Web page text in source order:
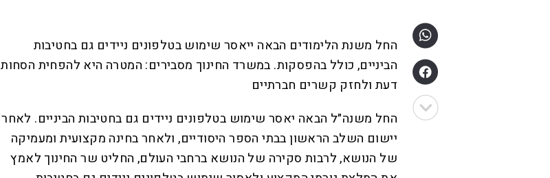
החל משנת הלימודים הבאה ייאסר שימוש בטלפונים ניידים גם בחטיבות
הביניים, כולל בהפסקות. במשרד החינוך מסבירים: המטרה היא להפחית הסחות
דעת ולחזק קשרים חברתיים
החל משנה״ל הבאה יאסר שימוש בטלפונים ניידים גם בחטיבות הביניים. לאחר
יישום השלב הראשון בבתי הספר היסודיים, ולאחר בחינה מקצועית ומעמיקה
של הנושא, לרבות סקירה של הנושא ברחבי העולם, החליט שר החינוך לאמץ